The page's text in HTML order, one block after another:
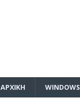
ΑΡΧΙΚΗ WINDOWS